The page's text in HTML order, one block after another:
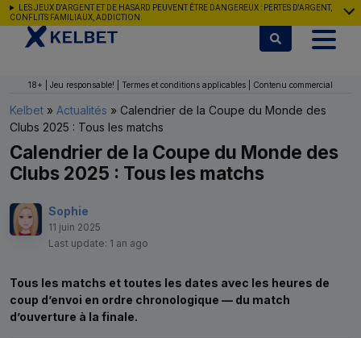
Aller au contenu
LES JEUX D'ARGENT ET DE HASARD PEUVENT ÊTRE DANGEREUX : PERTES D'ARGENT,
CONFLITS FAMILIAUX, ADDICTION.
18+ | Jeu responsable! | Termes et conditions applicables | Contenu commercial
Kelbet » Actualités » Calendrier de la Coupe du Monde des
Clubs 2025 : Tous les matchs
Calendrier de la Coupe du Monde des
Clubs 2025 : Tous les matchs
Sophie
11 juin 2025
Last update: 1 an ago
Tous les matchs et toutes les dates avec les heures de
coup d’envoi en ordre chronologique — du match
d’ouverture à la finale.